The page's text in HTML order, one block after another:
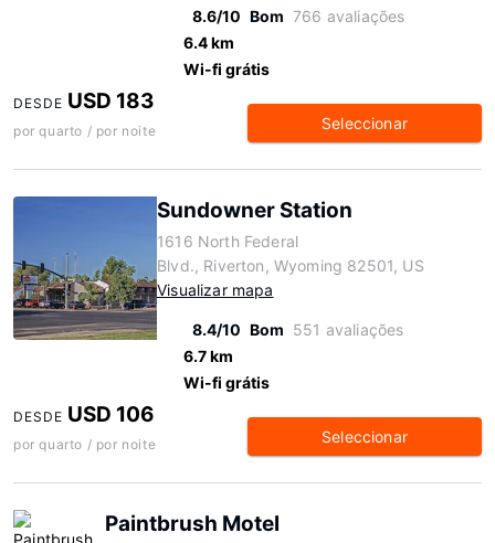
8.6/10 Bom 766 avaliações
6.4 km
Wi-fi grátis
DESDE USD 183
por quarto / por noite Seleccionar
Sundowner Station
1616 North Federal
Blvd., Riverton, Wyoming 82501, US
Visualizar mapa
8.4/10 Bom 551 avaliações
6.7 km
Wi-fi grátis
DESDE USD 106
por quarto / por noite Seleccionar
Paintbrush Motel